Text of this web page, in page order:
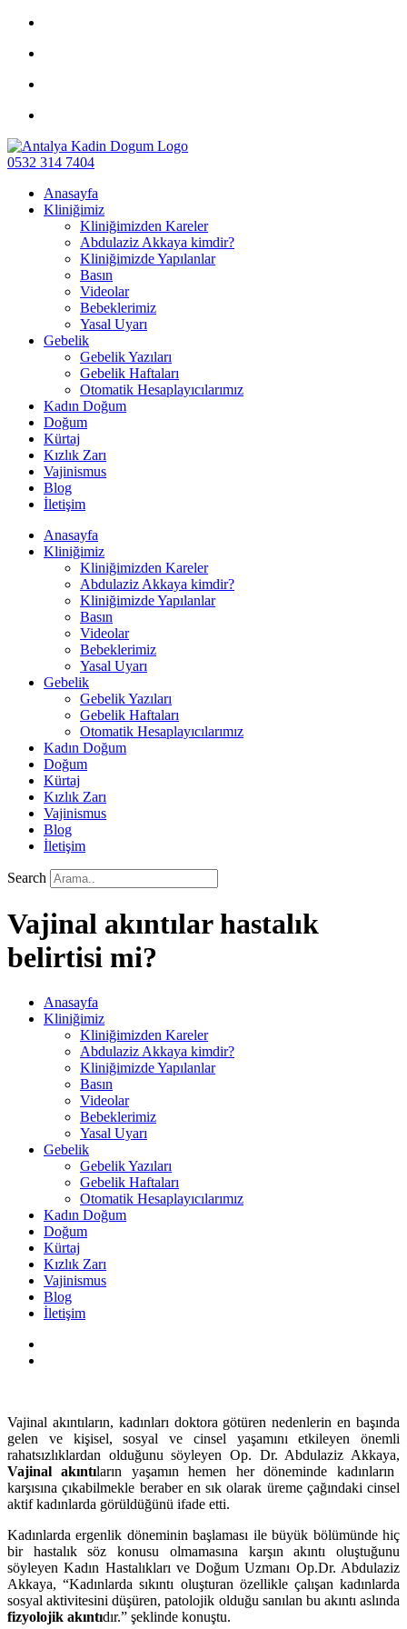
0532 314 7404
Anasayfa
Kliniğimiz
Kliniğimizden Kareler
Abdulaziz Akkaya kimdir?
Kliniğimizde Yapılanlar
Basın
Videolar
Bebeklerimiz
Yasal Uyarı
Gebelik
Gebelik Yazıları
Gebelik Haftaları
Otomatik Hesaplayıcılarımız
Kadın Doğum
Doğum
Kürtaj
Kızlık Zarı
Vajinismus
Blog
İletişim
Anasayfa
Kliniğimiz
Kliniğimizden Kareler
Abdulaziz Akkaya kimdir?
Kliniğimizde Yapılanlar
Basın
Videolar
Bebeklerimiz
Yasal Uyarı
Gebelik
Gebelik Yazıları
Gebelik Haftaları
Otomatik Hesaplayıcılarımız
Kadın Doğum
Doğum
Kürtaj
Kızlık Zarı
Vajinismus
Blog
İletişim
Search
Vajinal akıntılar hastalık
belirtisi mi?
Anasayfa
Kliniğimiz
Kliniğimizden Kareler
Abdulaziz Akkaya kimdir?
Kliniğimizde Yapılanlar
Basın
Videolar
Bebeklerimiz
Yasal Uyarı
Gebelik
Gebelik Yazıları
Gebelik Haftaları
Otomatik Hesaplayıcılarımız
Kadın Doğum
Doğum
Kürtaj
Kızlık Zarı
Vajinismus
Blog
İletişim
Vajinal akıntıların, kadınları doktora götüren nedenlerin en başında
gelen ve kişisel,sosyal ve cinsel yaşamını etkileyen önemli
rahatsızlıklardan olduğunu söyleyen Op. Dr. Abdulaziz Akkaya,
Vajinal akıntıların yaşamın hemen her döneminde kadınların
karşısına çıkabilmekle beraber en sık olarak üreme çağındaki cinsel
aktif kadınlarda görüldüğünü ifade etti.
Kadınlarda ergenlik döneminin başlaması ile büyük bölümünde hiç
bir hastalık söz konusu olmamasına karşın akıntı oluştuğunu
söyleyen Kadın Hastalıkları ve Doğum Uzmanı Op.Dr. Abdulaziz
Akkaya, “Kadınlarda sıkıntı oluşturan özellikle çalışan kadınlarda
sosyal aktivitesini düşüren, patolojik olduğu sanılan bu akıntı aslında
fizyolojik akıntıdır.” şeklinde konuştu.